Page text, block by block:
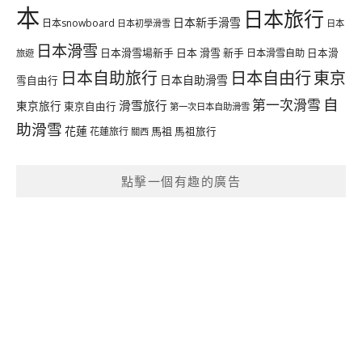
本 日本snowboard 日本初學滑雪 日本新手滑雪 日本旅行 日本
旅遊 日本滑雪 日本滑雪場新手 日本 滑雪 新手 日本滑雪自助 日本滑
雪自由行 日本自助旅行 日本自助滑雪 日本自由行東京
東京旅行 東京自由行 滑雪旅行 第一次日本自助滑雪 第一次滑雪 自
助滑雪 花蓮花蓮旅行 關西 馬祖 馬祖旅行
點擊一個有趣的廣告